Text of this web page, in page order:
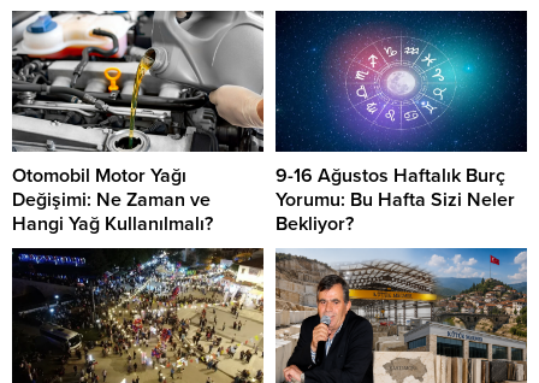
Otomobil Motor Yağı
Değişimi: Ne Zaman ve
Hangi Yağ Kullanılmalı?
9-16 Ağustos Haftalık Burç
Yorumu: Bu Hafta Sizi Neler
Bekliyor?